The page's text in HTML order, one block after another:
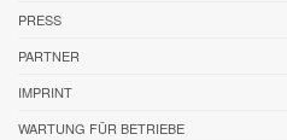
PRESS
PARTNER
IMPRINT
WARTUNG FÜR BETRIEBE